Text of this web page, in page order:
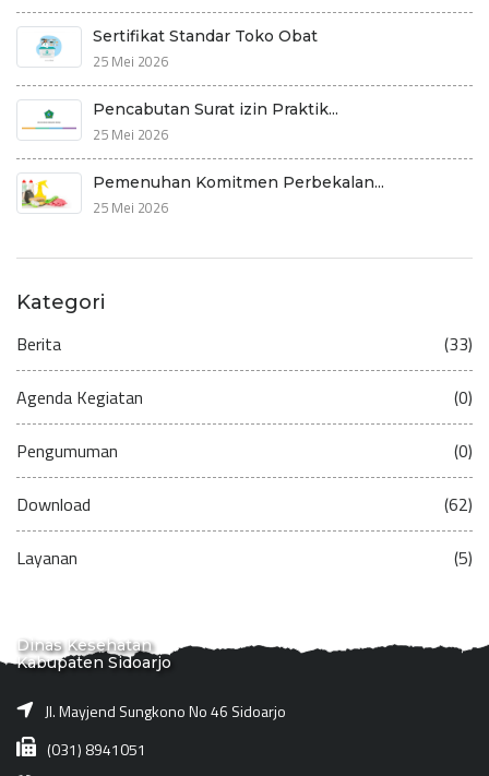
Sertifikat Standar Toko Obat
25 Mei 2026
Pencabutan Surat izin Praktik...
25 Mei 2026
Pemenuhan Komitmen Perbekalan...
25 Mei 2026
Kategori
Berita (33)
Agenda Kegiatan (0)
Pengumuman (0)
Download (62)
Layanan (5)
Dinas Kesehatan
Kabupaten Sidoarjo
Jl. Mayjend Sungkono No 46 Sidoarjo
(031) 8941051